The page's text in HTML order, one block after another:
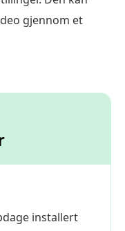
gjennom et
installert